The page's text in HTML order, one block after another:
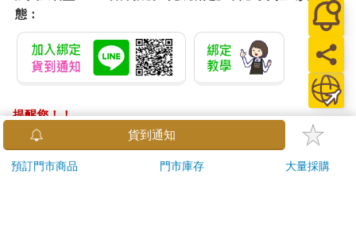
態：
提醒您！！
金石堂及銀行均不會請您操作ATM! 如接獲電話要求您前往
ATM提款機，請不要聽從指示，以免受騙上當！
貨到通知
預訂門市商品 門市庫存 大量採購